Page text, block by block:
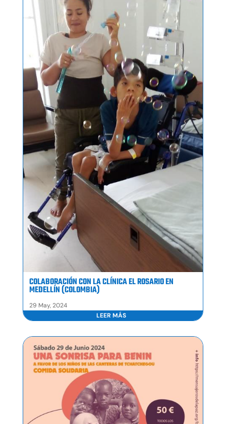
COLABORACIÓN CON LA CLÍNICA EL ROSARIO EN
MEDELLÍN (COLOMBIA)
29 May, 2024
LEER MÁS